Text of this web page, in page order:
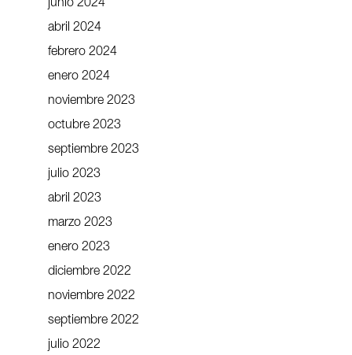
junio 2024
abril 2024
febrero 2024
enero 2024
noviembre 2023
octubre 2023
septiembre 2023
julio 2023
abril 2023
marzo 2023
enero 2023
diciembre 2022
noviembre 2022
septiembre 2022
julio 2022